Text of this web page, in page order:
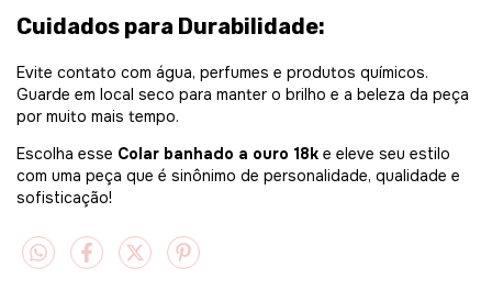
Cuidados para Durabilidade:
Evite contato com água, perfumes e produtos químicos.
Guarde em local seco para manter o brilho e a beleza da peça
por muito mais tempo.
Escolha esse Colar banhado a ouro 18k e eleve seu estilo
com uma peça que é sinônimo de personalidade, qualidade e
sofisticação!